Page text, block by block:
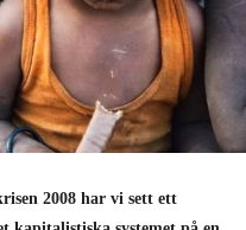
2008 har vi sett ett